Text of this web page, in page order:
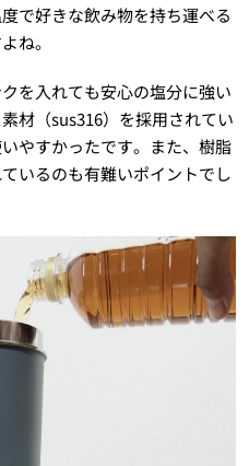
で好きな飲み物を持ち運べる
ね。
を入れても安心の塩分に強い
材（sus316）を採用されてい
やすかったです。また、樹脂
いるのも有難いポイントでし